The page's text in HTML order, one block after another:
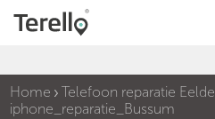
Home
Telefoon reparatie Eelde
iphone_reparatie_Bussum